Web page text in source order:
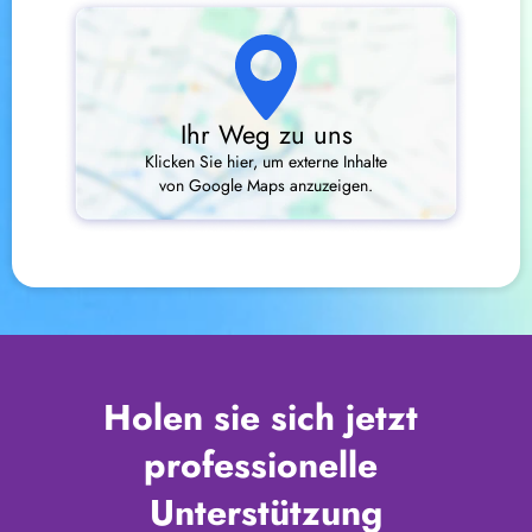
Ihr Weg zu uns
Klicken Sie hier, um externe Inhalte
von Google Maps anzuzeigen.
Holen sie sich jetzt
professionelle
Unterstützung